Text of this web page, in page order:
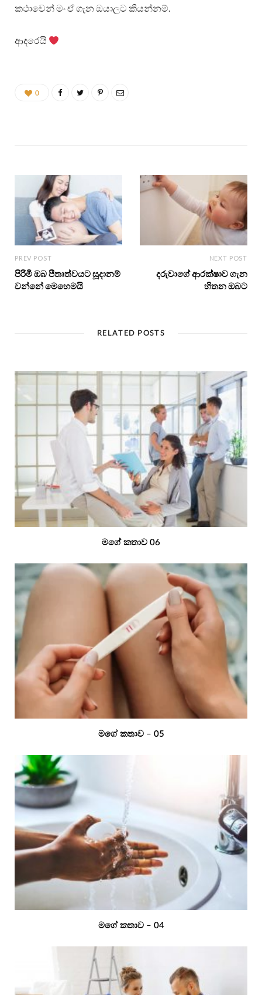
කථාවෙන් මං ඒ ගැන ඔයාලට කියන්නම්.
ආදරෙයි
0
PREV POST
පිරිමි ඔබ පීතෘත්වයට සූදානම්
වන්නේ මෙහෙමයි
NEXT POST
දරුවාගේ ආරක්ෂාව ගැන
හිතන ඔබට
RELATED POSTS
මගේ කතාව 06
මගේ කතාව – 05
මගේ කතාව – 04